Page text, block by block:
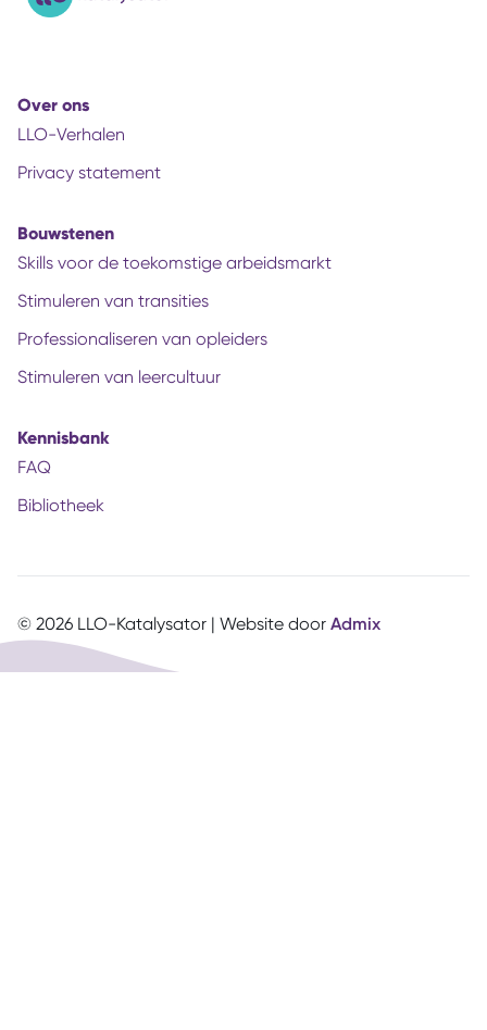
Over ons
LLO-Verhalen
Privacy statement
Bouwstenen
Skills voor de toekomstige arbeidsmarkt
Stimuleren van transities
Professionaliseren van opleiders
Stimuleren van leercultuur
Kennisbank
FAQ
Bibliotheek
© 2026 LLO-Katalysator | Website door Admix